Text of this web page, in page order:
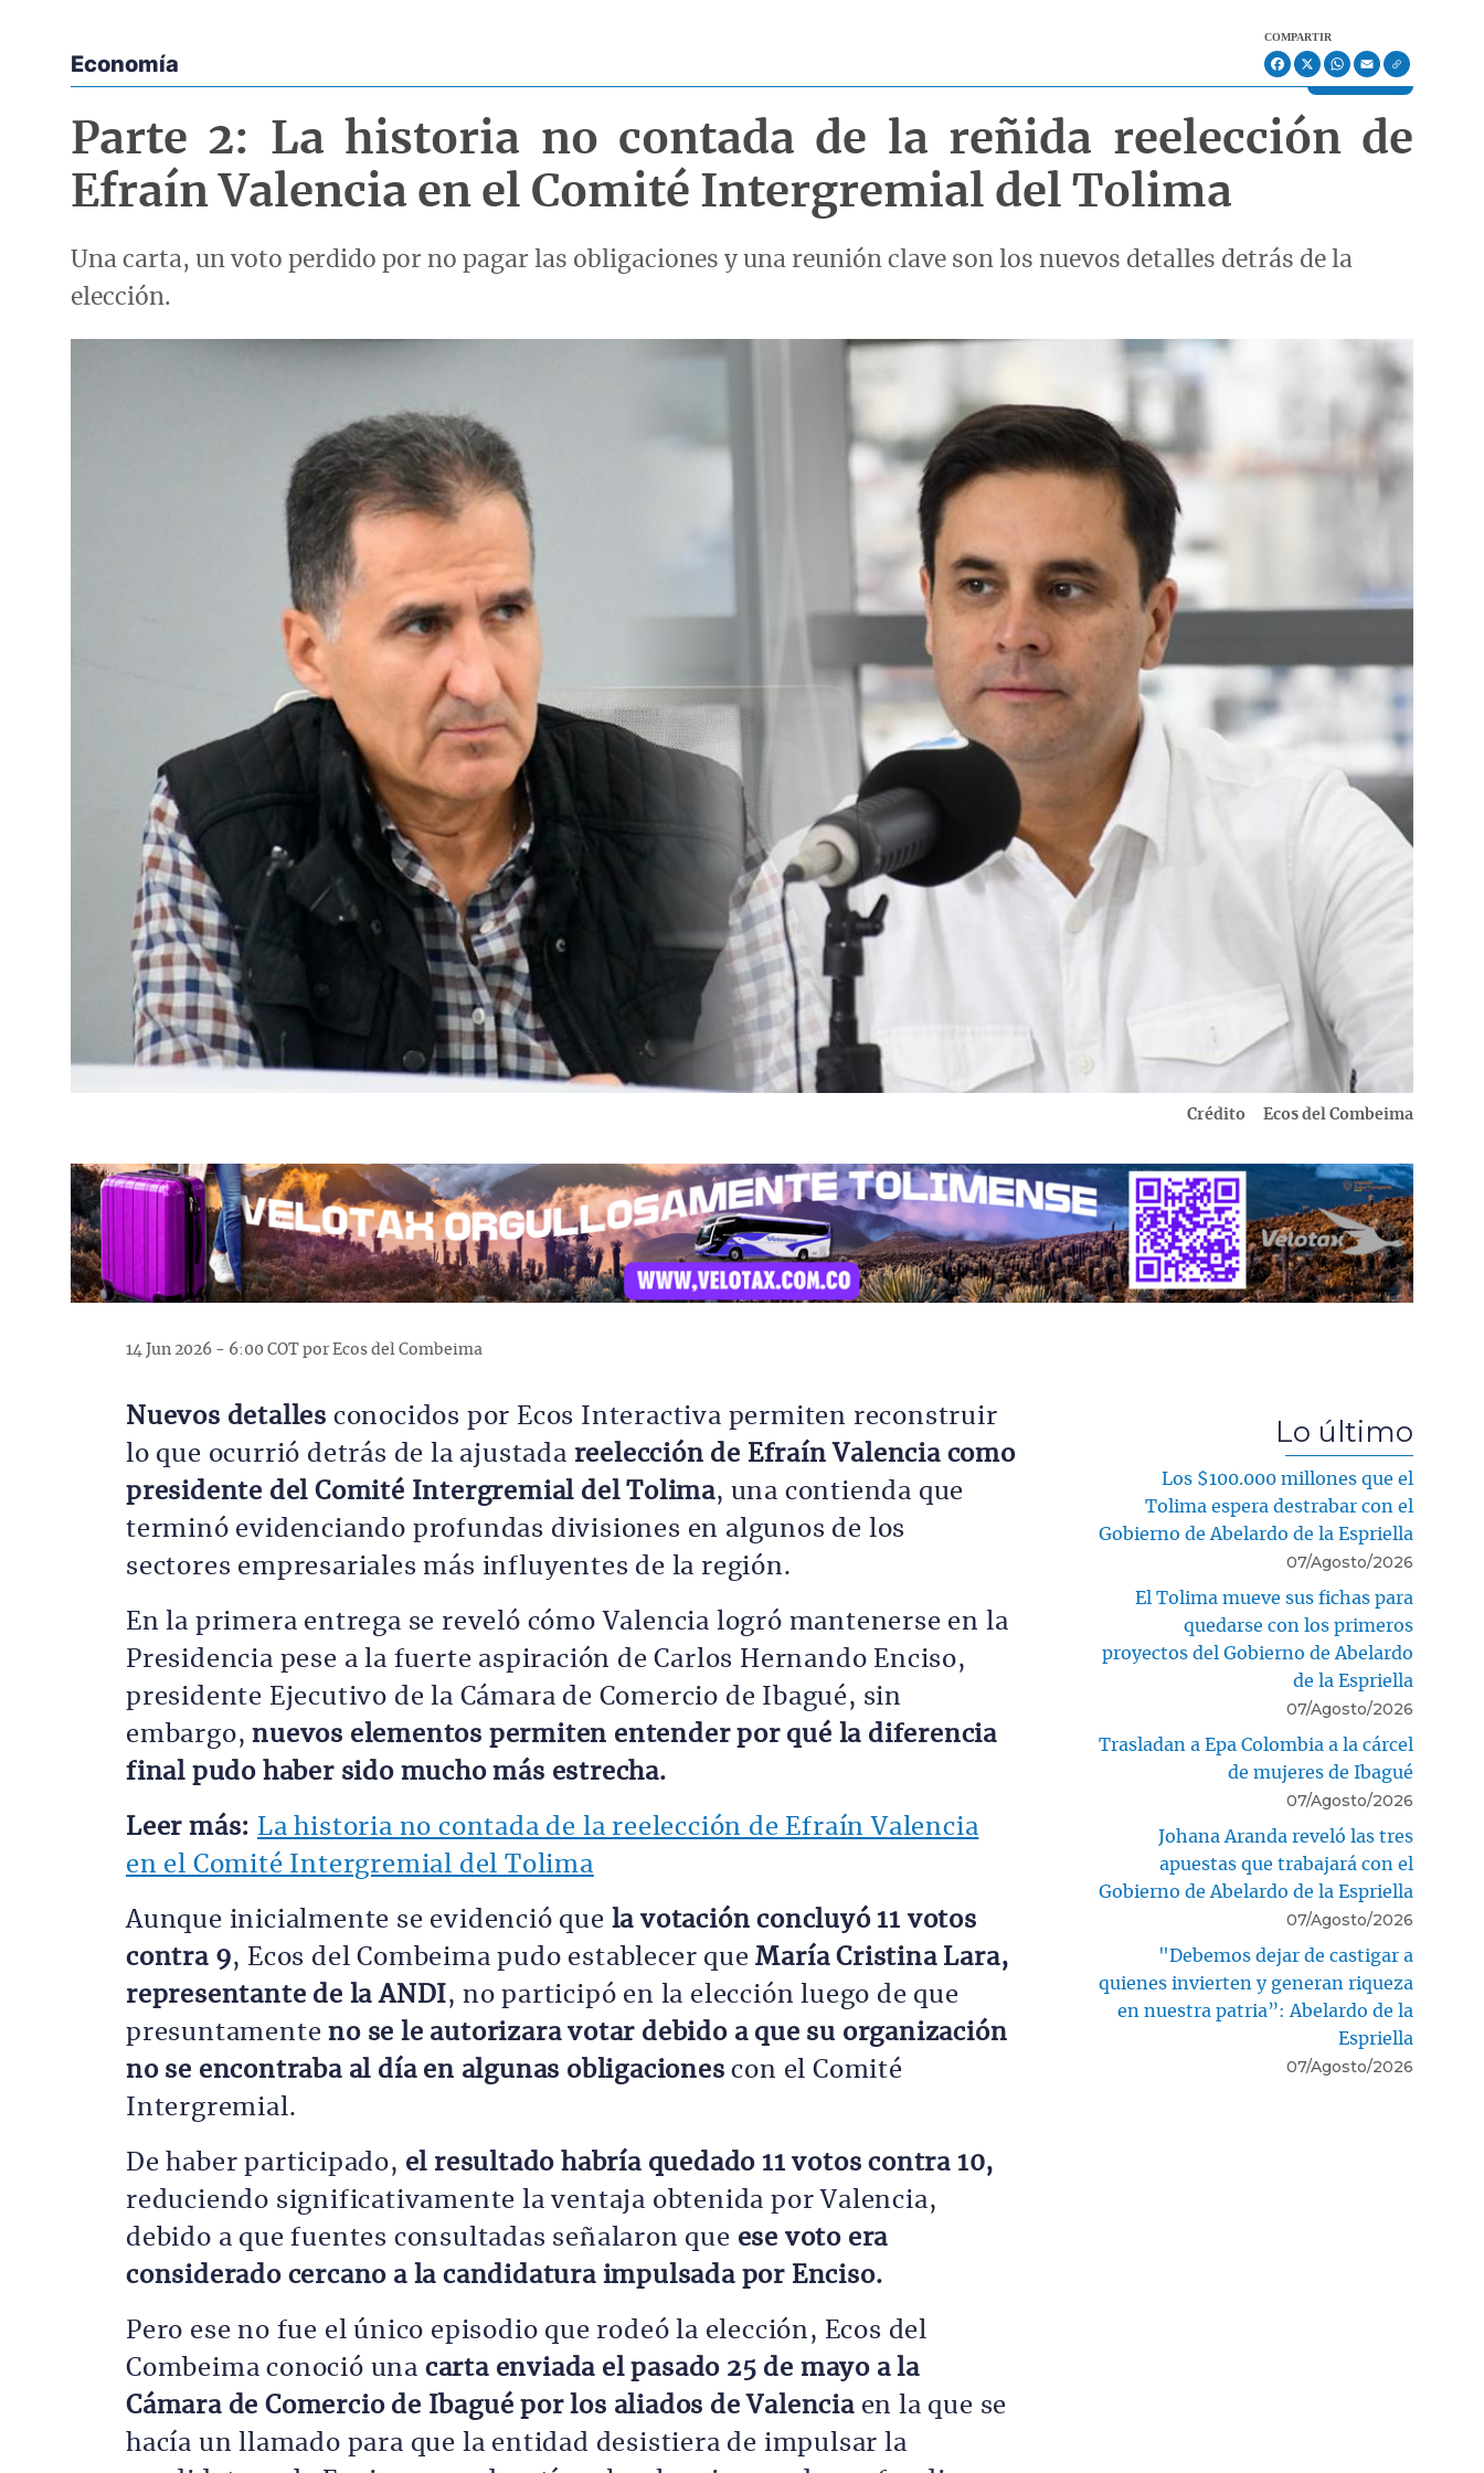
Econoticias y Eventos
Economía
COMPARTIR
Facebook
X WhatsApp
Email
Parte 2: La historia no contada de la reñida reelección de
Efraín Valencia en el Comité Intergremial del Tolima
Una carta, un voto perdido por no pagar las obligaciones y una reunión clave son los nuevos detalles detrás de la
elección.
Crédito Ecos del Combeima
14 Jun 2026 - 6:00 COT por Ecos del Combeima
Nuevos detalles conocidos por Ecos Interactiva permiten reconstruir
lo que ocurrió detrás de la ajustada reelección de Efraín Valencia como
presidente del Comité Intergremial del Tolima, una contienda que
terminó evidenciando profundas divisiones en algunos de los
sectores empresariales más influyentes de la región.
En la primera entrega se reveló cómo Valencia logró mantenerse en la
Presidencia pese a la fuerte aspiración de Carlos Hernando Enciso,
presidente Ejecutivo de la Cámara de Comercio de Ibagué, sin
embargo, nuevos elementos permiten entender por qué la diferencia
final pudo haber sido mucho más estrecha.
Leer más:
La historia no contada de la reelección de Efraín Valencia
en el Comité Intergremial del Tolima
Aunque inicialmente se evidenció que la votación concluyó 11 votos
contra 9, Ecos del Combeima pudo establecer queMaría Cristina Lara,
representante de la ANDI, no participó en la elección luego de que
presuntamente no se le autorizara votar debido a que su organización
no se encontraba al día en algunas obligaciones con el Comité
Intergremial.
De haber participado, el resultado habría quedado 11 votos contra 10,
reduciendo significativamente la ventaja obtenida por Valencia,
debido a que fuentes consultadas señalaron que ese voto era
considerado cercano a la candidatura impulsada por Enciso.
Pero ese no fue el único episodio que rodeó la elección, Ecos del
Combeima conoció una carta enviada el pasado 25 de mayo a la
Cámara de Comercio de Ibagué por los aliados de Valenciaen la que se
hacía un llamado para que la entidad desistiera de impulsar la
Lo último
Los $100.000 millones que el
Tolima espera destrabar con el
Gobierno de Abelardo de la Espriella
07/Agosto/2026
El Tolima mueve sus fichas para
quedarse con los primeros
proyectos del Gobierno de Abelardo
de la Espriella
07/Agosto/2026
Trasladan a Epa Colombia a la cárcel
de mujeres de Ibagué
07/Agosto/2026
Johana Aranda reveló las tres
apuestas que trabajará con el
Gobierno de Abelardo de la Espriella
07/Agosto/2026
"Debemos dejar de castigar a
quienes invierten y generan riqueza
en nuestra patria”: Abelardo de la
Espriella
07/Agosto/2026